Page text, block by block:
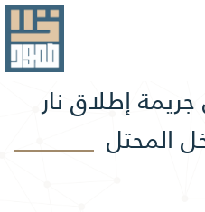
إطلاق نار
المحتل